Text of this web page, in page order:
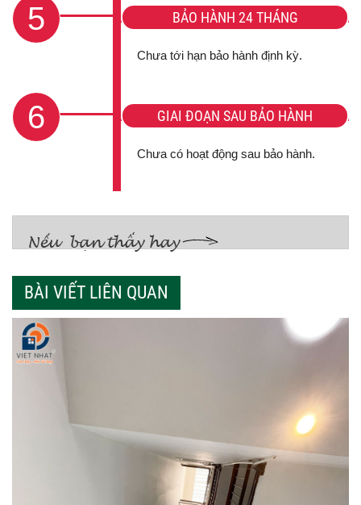
5 BẢO HÀNH 24 THÁNG
Chưa tới hạn bảo hành định kỳ.
6 GIAI ĐOẠN SAU BẢO HÀNH
Chưa có hoạt động sau bảo hành.
BÀI VIẾT LIÊN QUAN